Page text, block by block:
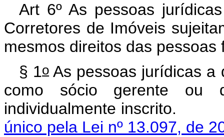
Art 6º As pessoas
Corretores de Imóveis
mesmos direitos das
§ 1oAs pessoas jurídicas a
como sócio gerente ou
individualmente
único pela Lei nº 13.097, de